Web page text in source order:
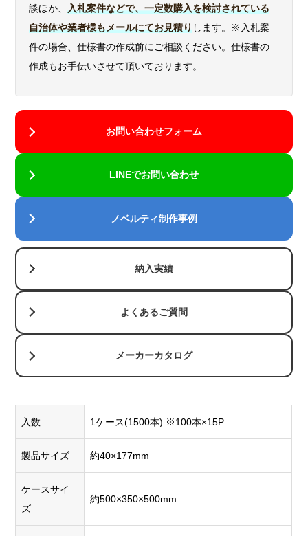
談ほか、入札案件などで、一定数購入を検討されている
自治体や業者様もメールにてお見積りします。※入札案
件の場合、仕様書の作成前にご相談ください。仕様書の
作成もお手伝いさせて頂いております。
お問い合わせフォーム
LINEでお問い合わせ
ノベルティ制作事例
納入実績
よくあるご質問
メーカーカタログ
入数 1ケース(1500本) ※100本×15P
製品サイズ 約40×177mm
ケースサイ
ズ
約500×350×500mm